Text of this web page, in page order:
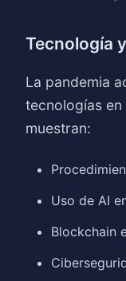
Tecnología
La pandemia
tecnologías
muestran:
Uso de AI
Blockchain